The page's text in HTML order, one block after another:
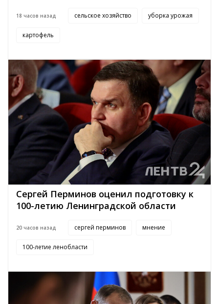
18 часов назад сельское хозяйство уборка урожая
картофель
Сергей Перминов оценил подготовку к
100-летию Ленинградской области
20 часов назад сергей перминов мнение
100-летие ленобласти